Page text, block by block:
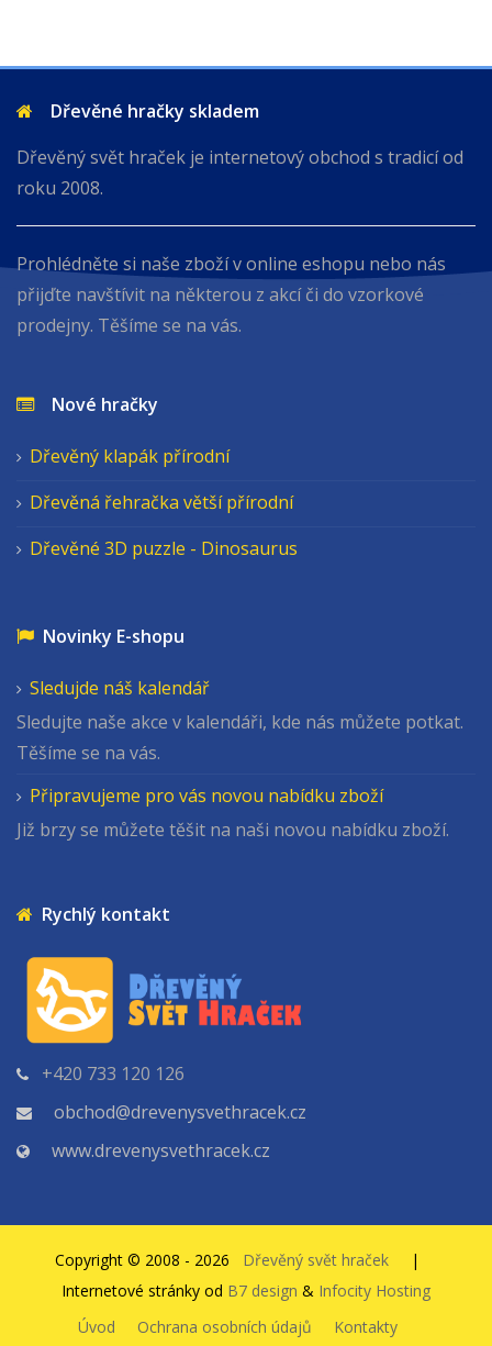
Dřevěné hračky skladem
Dřevěný svět hraček je internetový obchod s tradicí od
roku 2008.
Prohlédněte si naše zboží v online eshopu nebo nás
přijďte navštívit na některou z akcí či do vzorkové
prodejny. Těšíme se na vás.
Nové hračky
Dřevěný klapák přírodní
Dřevěná řehračka větší přírodní
Dřevěné 3D puzzle - Dinosaurus
Novinky E-shopu
Sledujde náš kalendář
Sledujte naše akce v kalendáři, kde nás můžete potkat.
Těšíme se na vás.
Připravujeme pro vás novou nabídku zboží
Již brzy se můžete těšit na naši novou nabídku zboží.
Rychlý kontakt
+420 733 120 126
obchod@drevenysvethracek.cz
www.drevenysvethracek.cz
Copyright © 2008 - 2026 Dřevěný svět hraček |
Internetové stránky od B7 design & Infocity Hosting
Úvod
Ochrana osobních údajů Kontakty